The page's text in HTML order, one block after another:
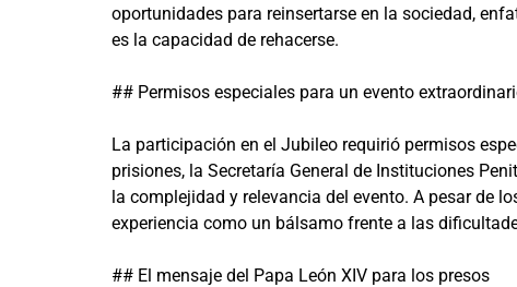
oportunidades para reinsertarse en la sociedad,
es la capacidad de rehacerse.
## Permisos especiales para un evento
La participación en el Jubileo requirió permisos
prisiones, la Secretaría General de Instituciones
la complejidad y relevancia del evento. A pesar de
experiencia como un bálsamo frente a las
## El mensaje del Papa León XIV para los presos